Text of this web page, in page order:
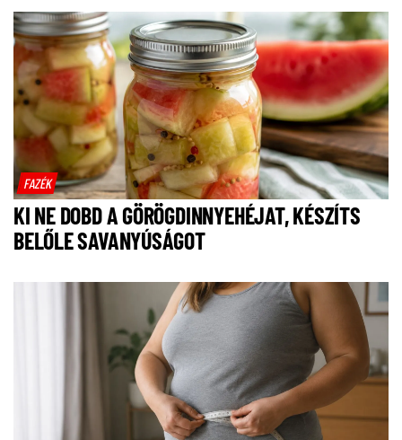
FAZÉK
KI NE DOBD A GÖRÖGDINNYEHÉJAT, KÉSZÍTS
BELŐLE SAVANYÚSÁGOT